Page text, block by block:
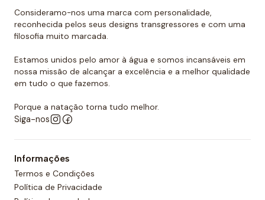
promover a sua resistência. É por todas essas razões
que podemos dizer que as toucas de polo aquático
Turbo são as mais resistentes do mercado.
Quer comprar um touca de polo
aquático?
Você já encontrou a loja onde pode comprar todos
os equipamentos necessários para o polo aquático,
todo de alta qualidade e garante as melhores
condições para a prática de qualquer desporto
aquático. Temos também uma grande variedade de
Consideramo-nos uma marca com personalidade,
reconhecida pelos seus designs transgressores e com uma
filosofia muito marcada.
Estamos unidos pelo amor à água e somos incansáveis em
nossa missão de alcançar a excelência e a melhor qualidade
em tudo o que fazemos.
Porque a natação torna tudo melhor.
Siga-nos
Informações
Termos e Condições
Política de Privacidade